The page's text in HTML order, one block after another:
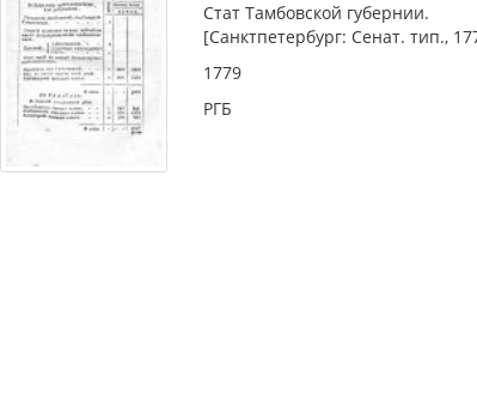
Стат Тамбовской губернии.
[Санктпетербург: Сенат. тип.,
1779
РГБ